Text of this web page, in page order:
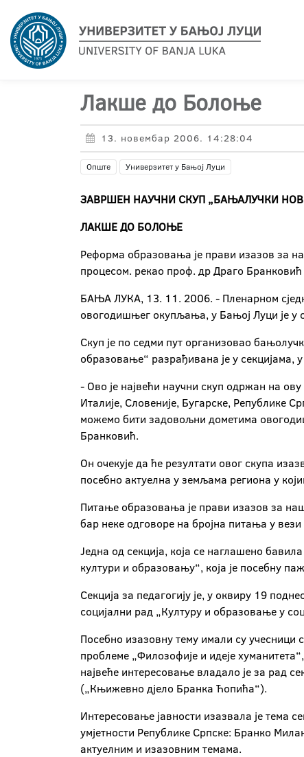
Лакше до Болоње
13. новембар 2006. 14:28:04
Опште Универзитет у Бањој Луци
ЗАВРШЕН НАУЧНИ СКУП „БАЊАЛУЧКИ
ЛАКШЕ ДО БОЛОЊЕ
Реформа образовања је прави изазов за
процесом. рекао проф. др Драго Бранковић
БАЊА ЛУКА, 13. 11. 2006. - Пленарном
овогодишњег окупљања, у Бањој Луци је у
Скуп је по седми пут организовао
образовање“ разрађивана је у секцијама,
- Ово је највећи научни скуп одржан на
Италије, Словеније, Бугарске, Републике
можемо бити задовољни дометима
Бранковић.
Он очекује да ће резултати овог скупа
посебно актуелна у земљама региона у
Питање образовања је прави изазов за
бар неке одговоре на бројна питања у
Једна од секција, која се наглашено
култури и образовању“, која је посебну
Секција за педагогију је, у оквиру 19
социјални рад „Културу и образовање у
Посебно изазовну тему имали су учесници
проблеме „Филозофије и идеје
највеће интересовање владало је за рад
(„Књижевно дјело Бранка Ћопића“).
Интересовање јавности изазвала је тема
умјетности Републике Српске: Бранко
актуелним и изазовним темама.